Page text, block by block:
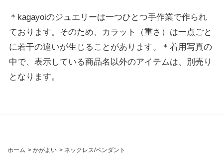
＊kagayoiのジュエリーは一つひとつ手作業で作られ
ております。そのため、カラット（重さ）は一点ごと
に若干の違いが生じることがあります。＊着用写真の
中で、表示している商品名以外のアイテムは、別売り
となります。
ホーム > かがよい > ネックレス/ペンダント